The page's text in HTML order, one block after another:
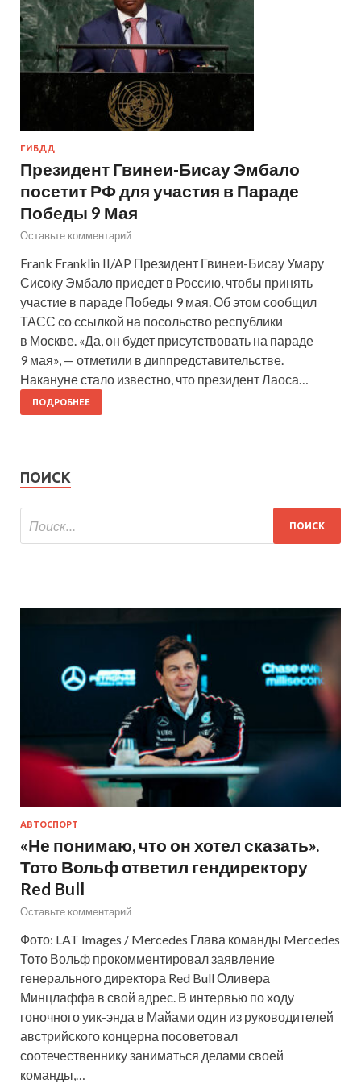
ГИБДД
Президент Гвинеи-Бисау Эмбало
посетит РФ для участия в Параде
Победы 9 Мая
Оставьте комментарий
Frank Franklin II/AP Президент Гвинеи-Бисау Умару
Сисоку Эмбало приедет в Россию, чтобы принять
участие в параде Победы 9 мая. Об этом сообщил
ТАСС со ссылкой на посольство республики
в Москве. «Да, он будет присутствовать на параде
9 мая», — отметили в диппредставительстве.
Накануне стало известно, что президент Лаоса…
ПОДРОБНЕЕ
ПОИСК
АВТОСПОРТ
«Не понимаю, что он хотел сказать».
Тото Вольф ответил гендиректору
Red Bull
Оставьте комментарий
Фото: LAT Images / Mercedes Глава команды Mercedes
Тото Вольф прокомментировал заявление
генерального директора Red Bull Оливера
Минцлаффа в свой адрес. В интервью по ходу
гоночного уик-энда в Майами один из руководителей
австрийского концерна посоветовал
соотечественнику заниматься делами своей
команды,…